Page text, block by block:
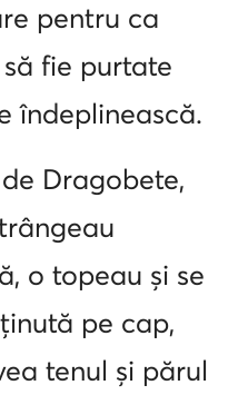
pentru ca
fie purtate
îndeplinească.
Dragobete,
o topeau și se
pe cap,
tenul și părul